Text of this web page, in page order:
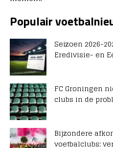
Populair
Seizoen 2026-
Eredivisie- en
FC Groningen
clubs in de
Bijzondere
voetbalclubs: